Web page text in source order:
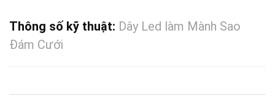
Thông số kỹ thuật: Dây Led làm Mành Sao
Đám Cưới